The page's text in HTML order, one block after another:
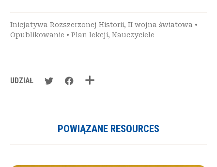
Inicjatywa Rozszerzonej Historii, II wojna światowa •
Opublikowanie • Plan lekcji, Nauczyciele
UDZIAŁ
POWIĄZANE RESOURCES